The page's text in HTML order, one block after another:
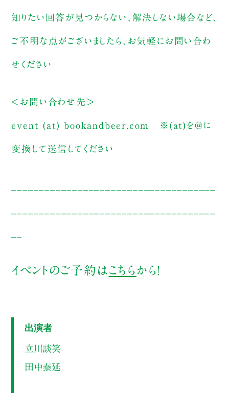
知りたい回答が見つからない、解決しない場合など、
ご不明な点がございましたら、お気軽にお問い合わ
せください
＜お問い合わせ先＞
event (at) bookandbeer.com ※(at)を@に
変換して送信してください
イベントのご予約はこちらから！
出演者
立川談笑
田中泰延